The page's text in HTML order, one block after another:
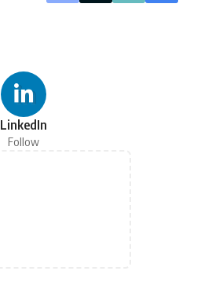
LinkedIn
Follow